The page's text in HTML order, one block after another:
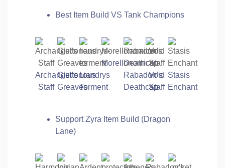
Best Item Build VS Tank Champions
Archangel’s
Staff
Gluttonous
Greaves
Liandrys
Torment
Morellonomicon
Rabadon’s
Deathcap
Void
Staff
Stasis
Enchant
Support Zyra Item Build (Dragon
Lane)